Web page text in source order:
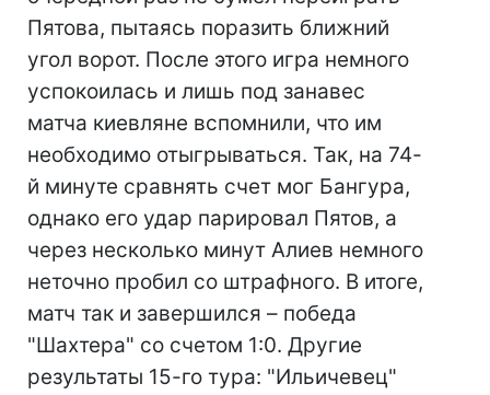
Пятова, пытаясь поразить ближний
угол ворот. После этого игра немного
успокоилась и лишь под занавес
матча киевляне вспомнили, что им
необходимо отыгрываться. Так, на 74-
й минуте сравнять счет мог Бангура,
однако его удар парировал Пятов, а
через несколько минут Алиев немного
неточно пробил со штрафного. В итоге,
матч так и завершился – победа
"Шахтера" со счетом 1:0. Другие
результаты 15-го тура: "Ильичевец"